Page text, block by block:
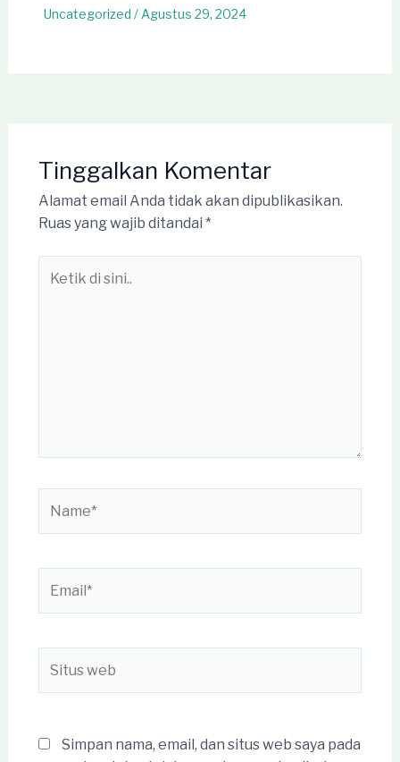
Uncategorized / Agustus 29, 2024
Tinggalkan Komentar
Alamat email Anda tidak akan dipublikasikan.
Ruas yang wajib ditandai *
web
Simpan nama, email, dan situs web saya pada